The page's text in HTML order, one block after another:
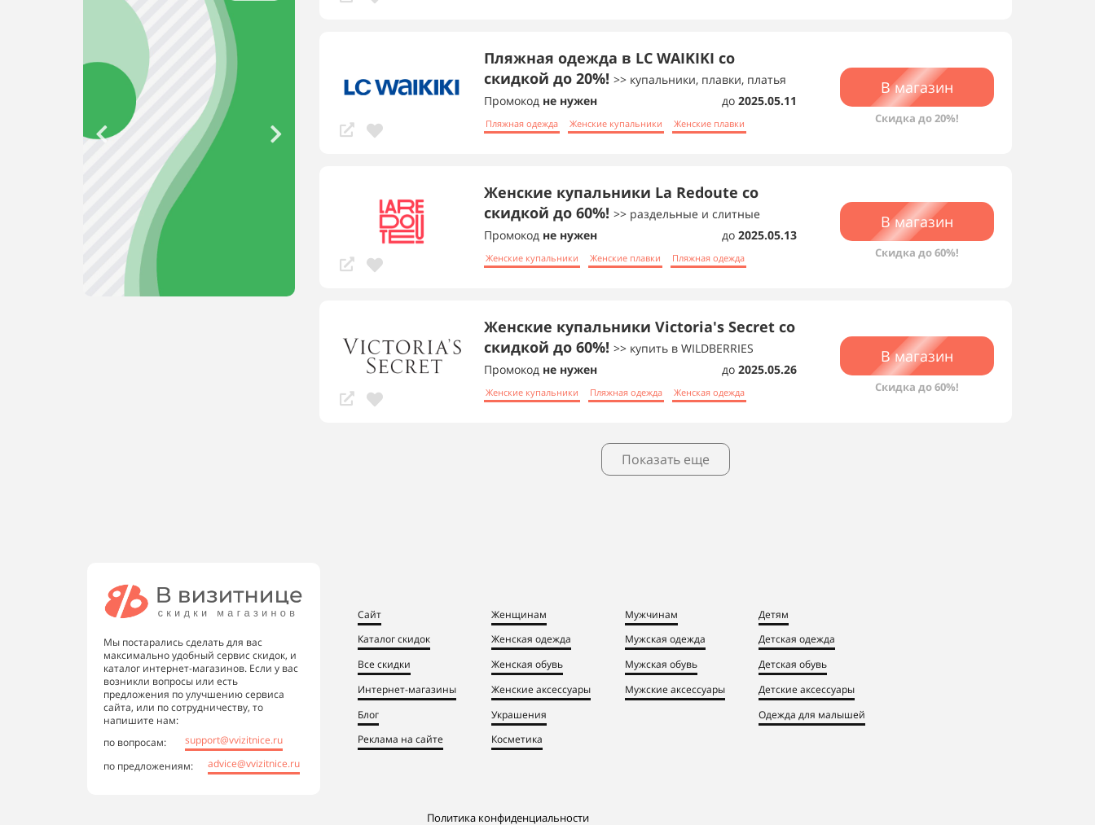
Пляжная одежда в LC WAIKIKI со
скидкой до 20%! >> купальники, плавки, платья
Промокод не нужен до 2025.05.11
Пляжная одежда Женские купальники Женские плавки
В магазин
Скидка до 20%!
Женские купальники La Redoute со
скидкой до 60%! >> раздельные и слитные
Промокод не нужен до 2025.05.13
Женские купальники Женские плавки Пляжная одежда
В магазин
Скидка до 60%!
Женские купальники Victoria's Secret со
скидкой до 60%! >> купить в WILDBERRIES
Промокод не нужен до 2025.05.26
Женские купальники Пляжная одежда Женская одежда
В магазин
Скидка до 60%!
Показать еще
Мы постарались сделать для вас
максимально удобный сервис скидок, и
каталог интернет-магазинов. Если у вас
возникли вопросы или есть
предложения по улучшению сервиса
сайта, или по сотрудничеству, то
напишите нам:
по вопросам:
support@vvizitnice.ru
по предложениям:
advice@vvizitnice.ru
Сайт
Каталог скидок
Все скидки
Интернет-магазины
Блог
Реклама на сайте
Женщинам
Женская одежда
Женская обувь
Женские аксессуары
Украшения
Косметика
Мужчинам
Мужская одежда
Мужская обувь
Мужские аксессуары
Детям
Детская одежда
Детская обувь
Детские аксессуары
Одежда для малышей
Политика конфиденциальности